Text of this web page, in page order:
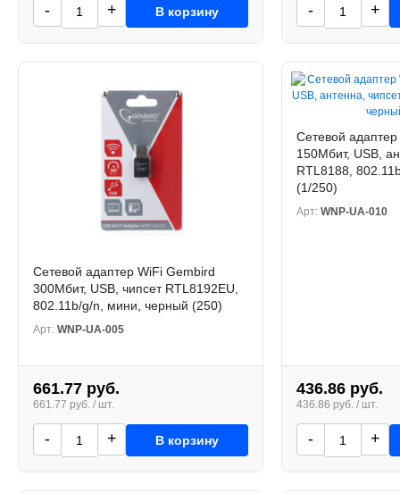
- + В корзину - +
Сетевой адаптер WiFi Gembird
300Мбит, USB, чипсет RTL8192EU,
802.11b/g/n, мини, черный (250)
Арт: WNP-UA-005
661.77 руб.
661.77 руб. / шт.
- + В корзину
Сетевой
150Мбит, USB,
RTL8188,
(1/250)
Арт: WNP-UA-010
436.86 руб.
436.86 руб. / шт.
- +